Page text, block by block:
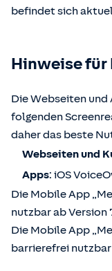
befindet sich
Hinweise für
Die Webseiten und
folgenden
daher das beste
Webseiten und
Apps: iOS
Die Mobile App
nutzbar ab Version
Die Mobile App
barrierefrei nutzbar